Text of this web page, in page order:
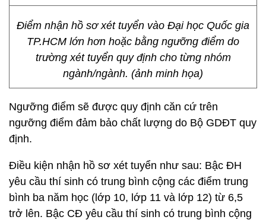
Điểm nhận hồ sơ xét tuyển vào Đại học Quốc gia
TP.HCM lớn hơn hoặc bằng ngưỡng điểm do
trường xét tuyển quy định cho từng nhóm
ngành/ngành. (ảnh minh họa)
Ngưỡng điểm sẽ được quy định căn cứ trên
ngưỡng điểm đảm bảo chất lượng do Bộ GDĐT quy
định.
Điều kiện nhận hồ sơ xét tuyển như sau: Bậc ĐH
yêu cầu thí sinh có trung bình cộng các điểm trung
bình ba năm học (lớp 10, lớp 11 và lớp 12) từ 6,5
trở lên. Bậc CĐ yêu cầu thí sinh có trung bình cộng